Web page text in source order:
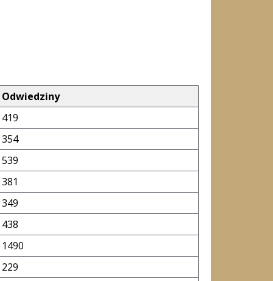
Odwiedziny
419
354
539
381
349
438
1490
229